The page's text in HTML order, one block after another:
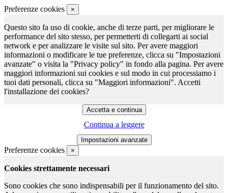
Preferenze cookies ×
Questo sito fa uso di cookie, anche di terze parti, per migliorare le
performance del sito stesso, per permetterti di collegarti ai social
network e per analizzare le visite sul sito. Per avere maggiori
informazioni o modificare le tue preferenze, clicca su "Impostazioni
avanzate" o visita la "Privacy policy" in fondo alla pagina. Per avere
maggiori informazioni sui cookies e sul modo in cui processiamo i
tuoi dati personali, clicca su "Maggiori informazioni". Accetti
l'installazione dei cookies?
Continua a leggere
Preferenze cookies ×
Cookies strettamente necessari
Sono cookies che sono indispensabili per il funzionamento del sito.